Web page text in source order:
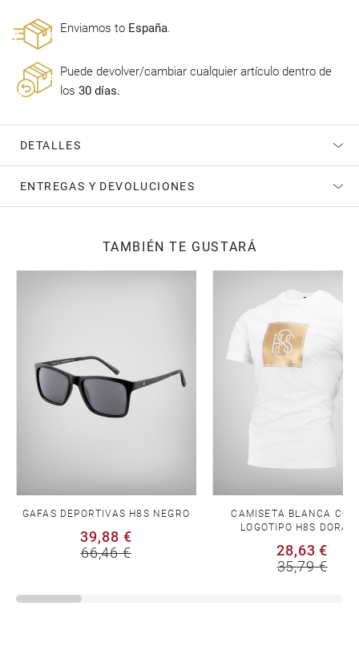
Enviamos to España.
Puede devolver/cambiar cualquier artículo dentro de
los 30 días.
DETALLES
ENTREGAS Y DEVOLUCIONES
TAMBIÉN TE GUSTARÁ
GAFAS DEPORTIVAS H8S NEGRO
39,88 €
66,46 €
CAMISETA BLANCA
LOGOTIPO H8S
28,63 €
35,79 €